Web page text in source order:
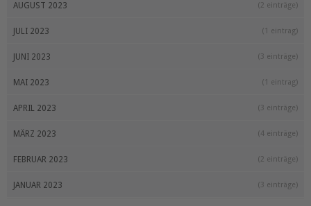
AUGUST 2023 (2 einträge)
JULI 2023 (1 eintrag)
JUNI 2023 (3 einträge)
MAI 2023 (1 eintrag)
APRIL 2023 (3 einträge)
MÄRZ 2023 (4 einträge)
FEBRUAR 2023 (2 einträge)
JANUAR 2023 (3 einträge)